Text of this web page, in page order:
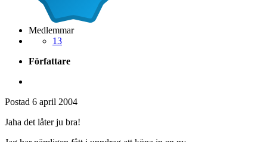
Medlemmar
13
Författare
Postad 6 april 2004
Jaha det låter ju bra!